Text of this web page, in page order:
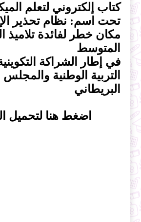
كتاب إلكتروني لتعلم
تحت اسم: نظام تحذير
مكان خطر لفائدة تلاميذ
المتوسط
في إطار الشراكة
التربية الوطنية والمجلس
البريطاني
اضغط هنا لتحميل